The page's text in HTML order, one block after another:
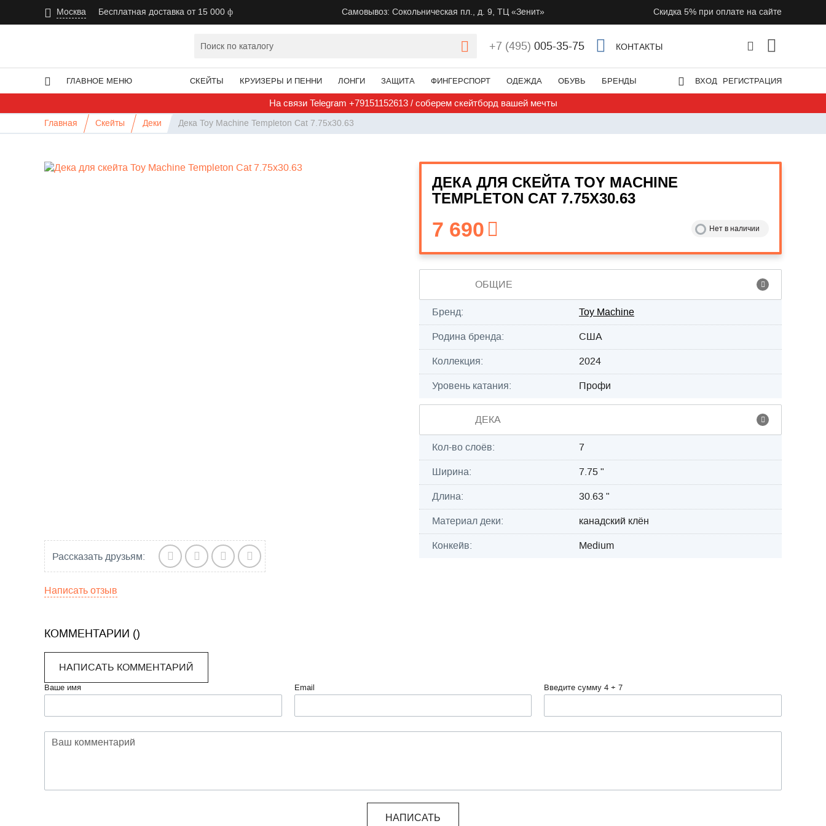
Москва Бесплатная доставка от 15 000 Самовывоз: Сокольническая пл., д. 9, ТЦ «Зенит» Скидка 5% при оплате на сайте
+7 (495) 005-35-75 КОНТАКТЫ
ГЛАВНОЕ МЕНЮ СКЕЙТЫ КРУИЗЕРЫ И ПЕННИ ЛОНГИ ЗАЩИТА ФИНГЕРСПОРТ ОДЕЖДА ОБУВЬ БРЕНДЫ ВХОД РЕГИСТРАЦИЯ
На связи Telegram +79151152613 / соберем скейтборд вашей мечты
Главная Скейты Деки Дека Toy Machine Templeton Cat 7.75x30.63
Рассказать друзьям:
Написать отзыв
ДЕКА ДЛЯ СКЕЙТА TOY MACHINE
TEMPLETON CAT 7.75X30.63
7 690 Нет в наличии
ОБЩИЕ
Бренд:
Toy Machine
Родина бренда:
США
Коллекция:
2024
Уровень катания:
Профи
ДЕКА
Кол-во слоёв:
7
Ширина:
7.75 "
Длина:
30.63 "
Материал деки:
канадский клён
Конкейв:
Medium
КОММЕНТАРИИ ()
НАПИСАТЬ КОММЕНТАРИЙ
Ваше имя Email Введите сумму 4 + 7